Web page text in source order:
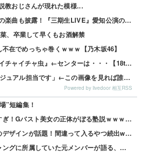
教おじさんが現れた模様...
【日向坂46】 まさかの楽曲も披露！『三期生LIVE』愛知公演のレポがこちら
、卒業して早くもお酒解禁
在でめっちゃ巻くｗｗｗ【乃木坂46】
【日向坂46】 新曲『イチャイチャ虫』←センターは・・・【18thシングル】
矢田萌華「6期生のビジュアル担当です」←この画像を見れば誰もが納得【画像あり】
Powered by livedoor 相互RSS
”短編集！
【画像】これはデカすぎ！Gバスト美女の正体がぼる塾説ｗｗｗｗ 他
【画像】このトイレのデザインが話題！間違って入るやつ続出www 他
【恐怖】アジア系ギャングに所属していた元メンバーが語る、あの時のリアルすぎる体験談… 他